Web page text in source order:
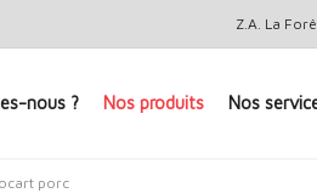
Z.A. La
nous ? Nos produits Nos
porc